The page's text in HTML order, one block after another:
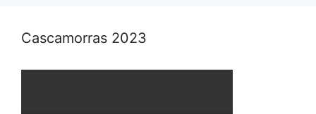
Cascamorras 2023